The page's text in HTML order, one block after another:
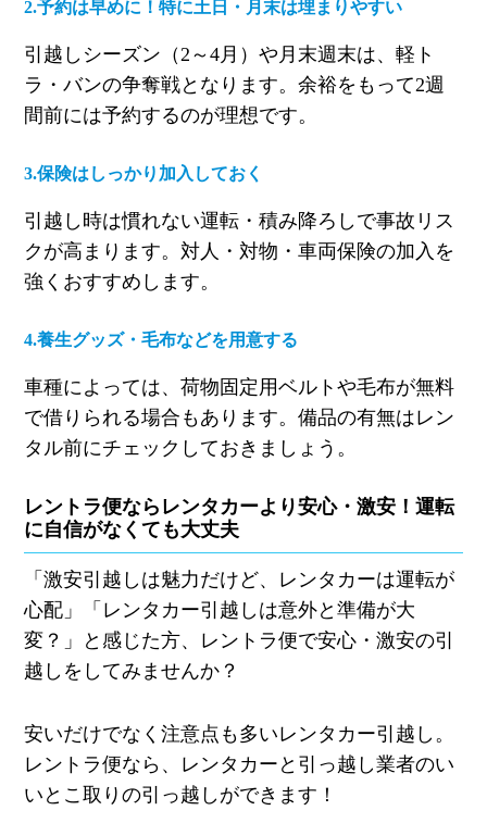
2.予約は早めに！特に土日・月末は埋まりやすい
引越しシーズン（2 ～ 4月）や月末週末は、軽ト
ラ・バンの争奪戦となります。余裕をもって2週
間前には予約するのが理想です。
3.保険はしっかり加入しておく
引越し時は慣れない運転・積み降ろしで事故リス
クが高まります。対人・対物・車両保険の加入を
強くおすすめします。
4.養生グッズ・毛布などを用意する
車種によっては、荷物固定用ベルトや毛布が無料
で借りられる場合もあります。備品の有無はレン
タル前にチェックしておきましょう。
レントラ便ならレンタカーより安心・激安！運転
に自信がなくても大丈夫
「激安引越しは魅力だけど、レンタカーは運転が
心配」「レンタカー引越しは意外と準備が大
変？」と感じた方、レントラ便で安心・激安の引
越しをしてみませんか？
安いだけでなく注意点も多いレンタカー引越し。
レントラ便なら、レンタカーと引っ越し業者のい
いとこ取りの引っ越しができます！